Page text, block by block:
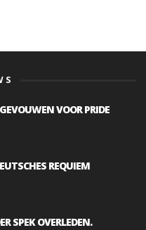
VOOR PRIDE
REQUIEM
SPEK OVERLEDEN.